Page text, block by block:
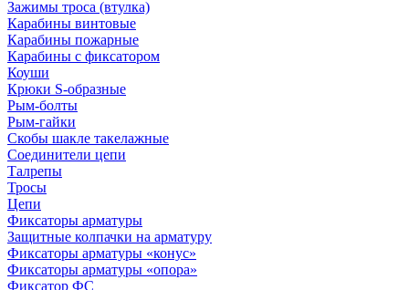
Зажимы троса (втулка)
Карабины винтовые
Карабины пожарные
Карабины с фиксатором
Коуши
Крюки S-образные
Рым-болты
Рым-гайки
Скобы шакле такелажные
Соединители цепи
Талрепы
Тросы
Цепи
Фиксаторы арматуры
Защитные колпачки на арматуру
Фиксаторы арматуры «конус»
Фиксаторы арматуры «опора»
Фиксатор ФС